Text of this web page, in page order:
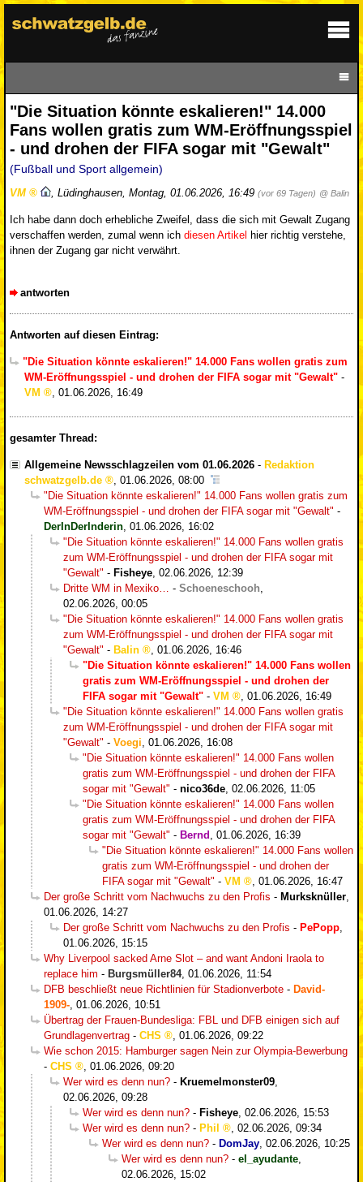
"Die Situation könnte eskalieren!" 14.000
Fans wollen gratis zum WM-Eröffnungsspiel
- und drohen der FIFA sogar mit "Gewalt"
(Fußball und Sport allgemein)
VM , Lüdinghausen, Montag, 01.06.2026, 16:49 (vor 69 Tagen) @ Balin
Ich habe dann doch erhebliche Zweifel, dass die sich mit Gewalt Zugang
verschaffen werden, zumal wenn ich diesen Artikel hier richtig verstehe,
ihnen der Zugang gar nicht verwährt.
antworten
Antworten auf diesen Eintrag:
"Die Situation könnte eskalieren!" 14.000 Fans wollen gratis zum
WM-Eröffnungsspiel - und drohen der FIFA sogar mit "Gewalt" -
VM
, 01.06.2026, 16:49
gesamter Thread:
Allgemeine Newsschlagzeilen vom 01.06.2026 - Redaktion
schwatzgelb.de
01.06.2026, 08:00
"Die Situation könnte eskalieren!" 14.000 Fans wollen gratis zum
WM-Eröffnungsspiel - und drohen der FIFA sogar mit "Gewalt" -
DerInDerInderin 01.06.2026, 16:02
"Die Situation könnte eskalieren!" 14.000 Fans wollen gratis
zum WM-Eröffnungsspiel - und drohen der FIFA sogar mit
"Gewalt" - Fisheye 02.06.2026, 12:39
Dritte WM in Mexiko…
- Schoeneschooh
02.06.2026, 00:05
"Die Situation könnte eskalieren!" 14.000 Fans wollen gratis
zum WM-Eröffnungsspiel - und drohen der FIFA sogar mit
"Gewalt" - Balin
01.06.2026, 16:46
"Die Situation könnte eskalieren!" 14.000 Fans wollen
gratis zum WM-Eröffnungsspiel - und drohen der
FIFA sogar mit "Gewalt" - VM
01.06.2026, 16:49
"Die Situation könnte eskalieren!" 14.000 Fans wollen gratis
zum WM-Eröffnungsspiel - und drohen der FIFA sogar mit
"Gewalt" - Voegi 01.06.2026, 16:08
"Die Situation könnte eskalieren!" 14.000 Fans wollen
gratis zum WM-Eröffnungsspiel - und drohen der FIFA
sogar mit "Gewalt" - nico36de 02.06.2026, 11:05
"Die Situation könnte eskalieren!" 14.000 Fans wollen
gratis zum WM-Eröffnungsspiel - und drohen der FIFA
sogar mit "Gewalt" - Bernd
01.06.2026, 16:39
"Die Situation könnte eskalieren!" 14.000 Fans wollen
gratis zum WM-Eröffnungsspiel - und drohen der
FIFA sogar mit "Gewalt" - VM
01.06.2026, 16:47
Der große Schritt vom Nachwuchs zu den Profis - Murksknüller
01.06.2026, 14:27
Der große Schritt vom Nachwuchs zu den Profis - PePopp
01.06.2026, 15:15
Why Liverpool sacked Arne Slot – and want Andoni Iraola to
replace him - Burgsmüller84, 01.06.2026, 11:54
DFB beschließt neue Richtlinien für Stadionverbote - David-
1909- 01.06.2026, 10:51
Übertrag der Frauen-Bundesliga: FBL und DFB einigen sich auf
Grundlagenvertrag - CHS
01.06.2026, 09:22
Wie schon 2015: Hamburger sagen Nein zur Olympia-Bewerbung
- CHS
01.06.2026, 09:20
Wer wird es denn nun? - Kruemelmonster09
02.06.2026, 09:28
Wer wird es denn nun? - Fisheye 02.06.2026, 15:53
Wer wird es denn nun? - Phil
02.06.2026, 09:34
Wer wird es denn nun? - DomJay 02.06.2026, 10:25
Wer wird es denn nun? - el_ayudante
02.06.2026, 15:02